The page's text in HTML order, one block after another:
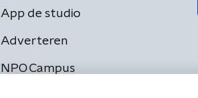
App de studio
Adverteren
NPO Campus